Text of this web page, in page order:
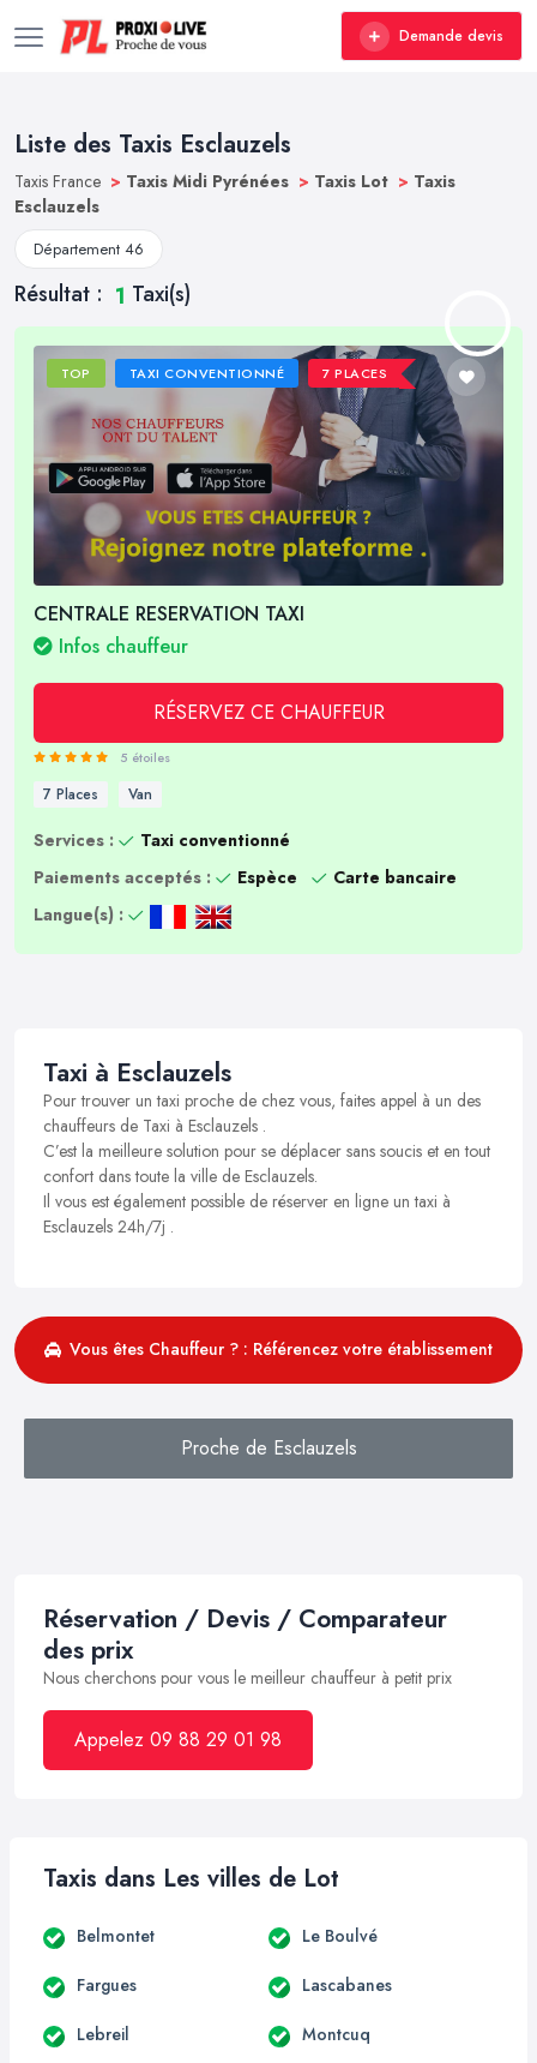
Demande devis
Liste des Taxis Esclauzels
Taxis France > Taxis Midi Pyrénées > Taxis Lot > Taxis
Esclauzels
Département 46
Résultat : 1 Taxi(s)
TOP TAXI CONVENTIONNÉ 7 PLACES
CENTRALE RESERVATION TAXI
Infos chauffeur
RÉSERVEZ CE CHAUFFEUR
5 étoiles
7 Places Van
Services :
Taxi conventionné
Paiements acceptés :
Espèce
Carte bancaire
Langue(s) :
Taxi à Esclauzels
Pour trouver un taxi proche de chez vous, faites appel à un des
chauffeurs de Taxi à Esclauzels .
C’est la meilleure solution pour se déplacer sans soucis et en tout
confort dans toute la ville de Esclauzels.
Il vous est également possible de réserver en ligne un taxi à
Esclauzels 24h/7j .
Vous êtes Chauffeur ? : Référencez votre établissement
Proche de Esclauzels
Réservation / Devis / Comparateur
des prix
Nous cherchons pour vous le meilleur chauffeur à petit prix
Appelez 09 88 29 01 98
Taxis dans Les villes de Lot
Belmontet Le Boulvé
Fargues Lascabanes
Lebreil Montcuq